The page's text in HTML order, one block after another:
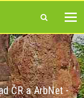
ČR a ArbNet -